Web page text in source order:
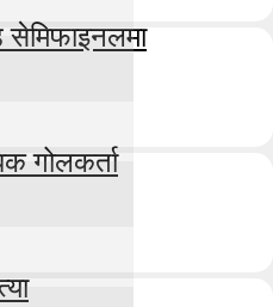
सेमिफाइनलमा
गोलकर्ता